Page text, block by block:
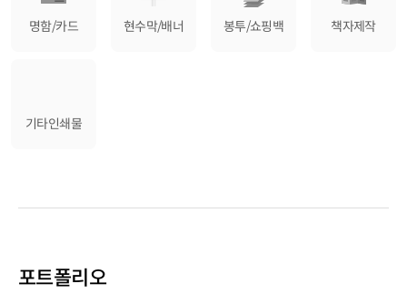
명함/카드 현수막/배너 봉투/쇼핑백 책자제작
기타인쇄물
포트폴리오